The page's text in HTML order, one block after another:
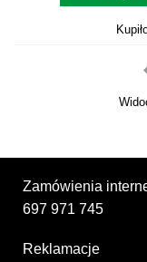
Zamówienia
697 971 745
Reklamacje